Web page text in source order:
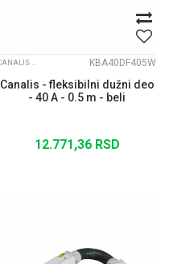
CANALIS KBA KBA40DF405W
Canalis - fleksibilni dužni deo
- 40 A - 0.5 m - beli
12.771,36 RSD